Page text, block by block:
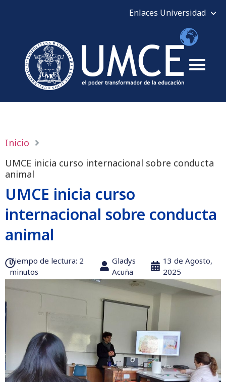
Inicio
UMCE inicia curso internacional sobre conducta
animal
UMCE inicia curso
internacional sobre conducta
animal
Tiempo de lectura:‎ 2
minutos
Gladys
Acuña
13 de Agosto,
2025